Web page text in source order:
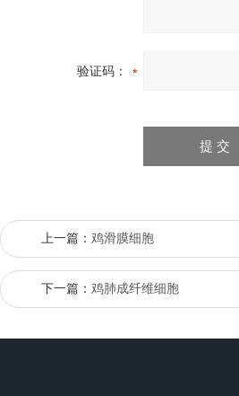
验证码：
上一篇： 鸡滑膜细胞
下一篇： 鸡肺成纤维细胞